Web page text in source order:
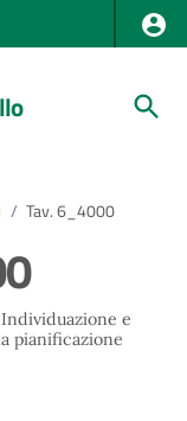
/ Tav. 6_4000
e
pianificazione